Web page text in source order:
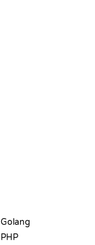
Golang
PHP